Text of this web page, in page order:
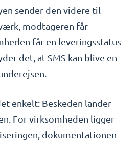
sender den videre til
modtageren får
får en leveringsstatus
det, at SMS kan blive en
enkelt: Beskeden lander
For virksomheden ligger
dokumentationen